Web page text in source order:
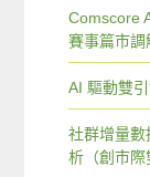
Comscore
賽事篇市調
AI 驅動雙
社群增量
析（創市際